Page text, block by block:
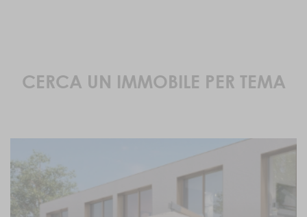
CERCA UN IMMOBILE PER TEMA